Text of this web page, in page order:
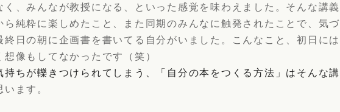
く、みんなが教授になる、といった感覚を味わえました。そんな講義
ら純粋に楽しめたこと、また同期のみんなに触発されたことで、気づ
終日の朝に企画書を書いてる自分がいました。こんなこと、初日には
想像もしてなかったです（笑）
持ちが轢きつけられてしまう、「自分の本をつくる方法」はそんな講
います。